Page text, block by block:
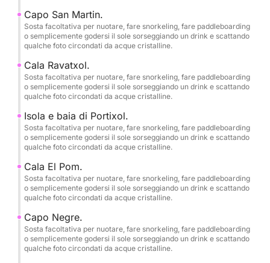
••ATTREZZATURA E COMFORT DI BORDO••
•Ecoscandaglio/GPS/Plotter Lowrance® Hook
Reveal 9 da 10".
•T-top in acciaio inox con 3 m² di ampia zona
d'ombra.
e Bluetooth e altoparlanti marini Sony XS-MP da 2 x
90 W di potenza.
•Nuova tappezzeria morbida con motivo a rombi e
comoda imbottitura in schiuma da 40 kg/m².
•Prese da 12 V e porte di ricarica USB.
•Ampio prendisole convertibile a prua e sedute in
•1 sedile girevole in plancia.
•Tavolo da pranzo per tutti gli ospiti.
•2 grandi frigoriferi.
Capo San Martin.
Sosta facoltativa per nuotare, fare snorkeling, fare paddleboarding
o semplicemente godersi il sole sorseggiando un drink e scattando
qualche foto circondati da acque cristalline.
Cala Ravatxol.
Sosta facoltativa per nuotare, fare snorkeling, fare paddleboarding
o semplicemente godersi il sole sorseggiando un drink e scattando
qualche foto circondati da acque cristalline.
Isola e baia di Portixol.
Sosta facoltativa per nuotare, fare snorkeling, fare paddleboarding
o semplicemente godersi il sole sorseggiando un drink e scattando
qualche foto circondati da acque cristalline.
Cala El Pom.
Sosta facoltativa per nuotare, fare snorkeling, fare paddleboarding
o semplicemente godersi il sole sorseggiando un drink e scattando
qualche foto circondati da acque cristalline.
Capo Negre.
Sosta facoltativa per nuotare, fare snorkeling, fare paddleboarding
o semplicemente godersi il sole sorseggiando un drink e scattando
qualche foto circondati da acque cristalline.